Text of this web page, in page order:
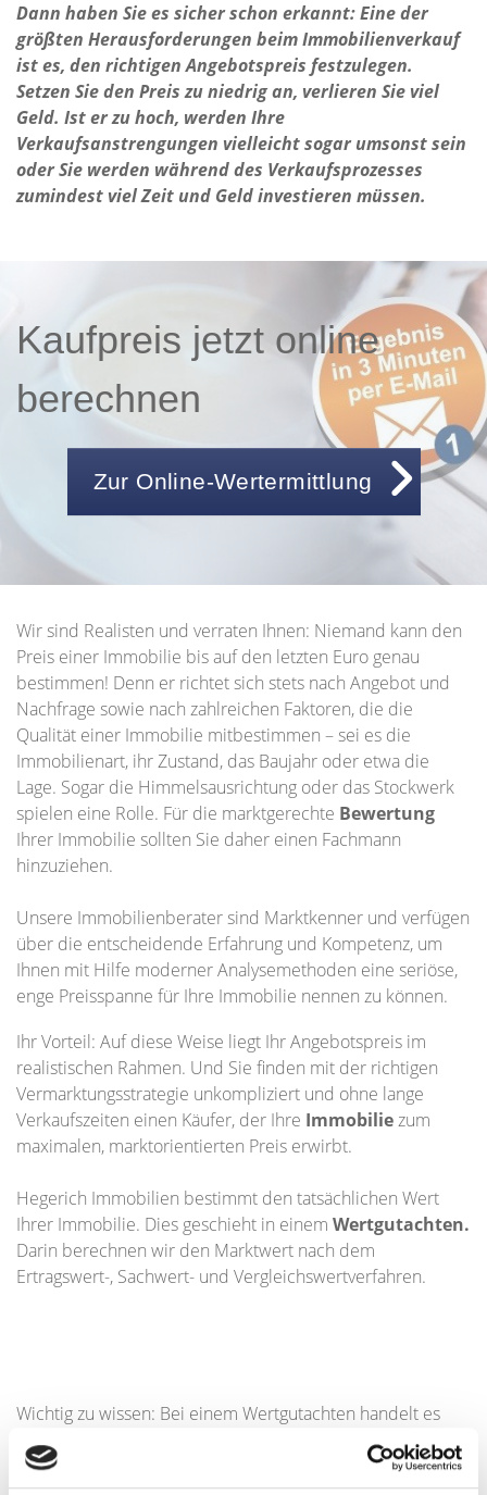
Dann haben Sie es sicher schon erkannt: Eine der
größten Herausforderungen beim Immobilienverkauf
ist es, den richtigen Angebotspreis festzulegen.
Setzen Sie den Preis zu niedrig an, verlieren Sie viel
Geld. Ist er zu hoch, werden Ihre
Verkaufsanstrengungen vielleicht sogar umsonst sein
oder Sie werden während des Verkaufsprozesses
zumindest viel Zeit und Geld investieren müssen.
Kaufpreis jetzt online
berechnen
Zur Online-Wertermittlung
Wir sind Realisten und verraten Ihnen: Niemand kann den
Preis einer Immobilie bis auf den letzten Euro genau
bestimmen! Denn er richtet sich stets nach Angebot und
Nachfrage sowie nach zahlreichen Faktoren, die die
Qualität einer Immobilie mitbestimmen – sei es die
Immobilienart, ihr Zustand, das Baujahr oder etwa die
Lage. Sogar die Himmelsausrichtung oder das Stockwerk
spielen eine Rolle. Für die marktgerechte Bewertung
Ihrer Immobilie sollten Sie daher einen Fachmann
hinzuziehen.
Unsere Immobilienberater sind Marktkenner und verfügen
über die entscheidende Erfahrung und Kompetenz, um
Ihnen mit Hilfe moderner Analysemethoden eine seriöse,
enge Preisspanne für Ihre Immobilie nennen zu können.
Ihr Vorteil: Auf diese Weise liegt Ihr Angebotspreis im
realistischen Rahmen. Und Sie finden mit der richtigen
Vermarktungsstrategie unkompliziert und ohne lange
Verkaufszeiten einen Käufer, der Ihre Immobiliezum
maximalen, marktorientierten Preis erwirbt.
Hegerich Immobilien bestimmt den tatsächlichen Wert
Ihrer Immobilie. Dies geschieht in einem Wertgutachten.
Darin berechnen wir den Marktwert nach dem
Ertragswert-, Sachwert- und Vergleichswertverfahren.
Wichtig zu wissen: Bei einem Wertgutachten handelt es
sich nicht um ein Gutachten nach den Richtlinien des §
194 BauGB, sondern um eine fundierte Orientierungshilfe